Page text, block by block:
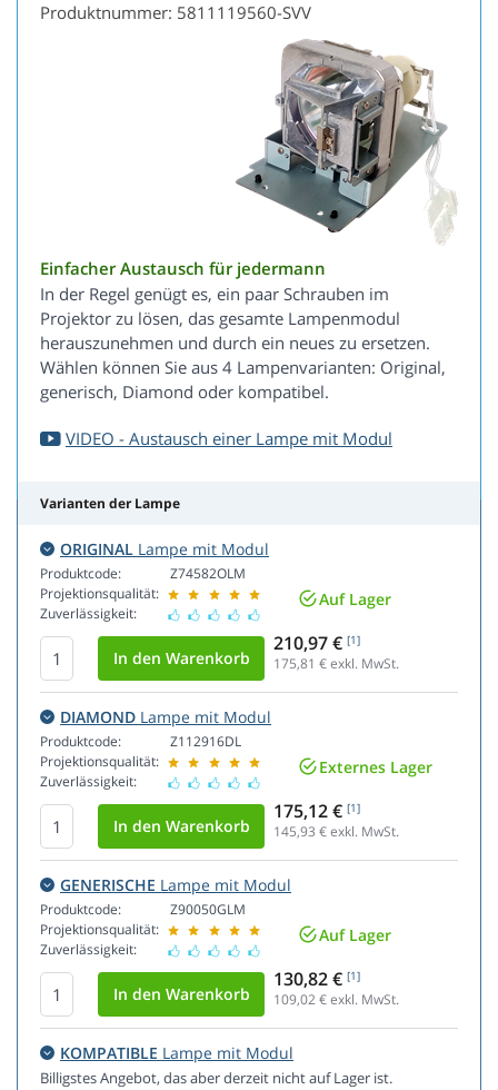
Produktnummer: 5811119560-SVV
Einfacher Austausch für jedermann
In der Regel genügt es, ein paar Schrauben im
Projektor zu lösen, das gesamte Lampenmodul
herauszunehmen und durch ein neues zu ersetzen.
Wählen können Sie aus 4 Lampenvarianten: Original,
generisch, Diamond oder kompatibel.
VIDEO - Austausch einer Lampe mit Modul
Varianten der Lampe
ORIGINAL Lampe mit Modul
Produktcode:
Projektionsqualität:
Zuverlässigkeit:
Z74582OLM
Auf Lager
210,97 € [1]
175,81 € exkl. MwSt.
DIAMOND Lampe mit Modul
Produktcode:
Projektionsqualität:
Zuverlässigkeit:
Z112916DL
Externes Lager
175,12 € [1]
145,93 € exkl. MwSt.
GENERISCHE Lampe mit Modul
Produktcode:
Projektionsqualität:
Zuverlässigkeit:
Z90050GLM
Auf Lager
130,82 € [1]
109,02€ exkl. MwSt.
KOMPATIBLE Lampe mit Modul
Billigstes Angebot, das aber derzeit nicht auf Lager ist.